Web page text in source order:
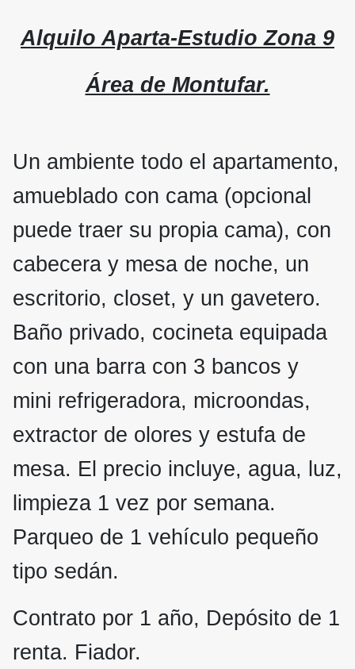
Alquilo Aparta-Estudio Zona 9
Área de Montufar.
Un ambiente todo el apartamento,
amueblado con cama (opcional
puede traer su propia cama), con
cabecera y mesa de noche, un
escritorio, closet, y un gavetero.
Baño privado, cocineta equipada
con una barra con 3 bancos y
mini refrigeradora, microondas,
extractor de olores y estufa de
mesa. El precio incluye, agua, luz,
limpieza 1 vez por semana.
Parqueo de 1 vehículo pequeño
tipo sedán.
Contrato por 1 año, Depósito de 1
renta. Fiador.